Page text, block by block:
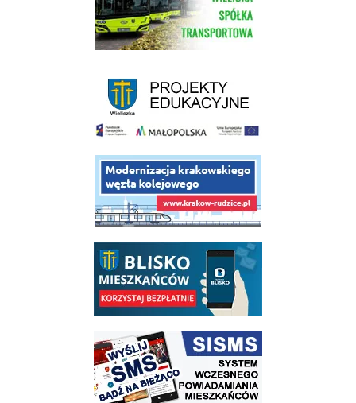
link do opisu projektu budowy linii kolejowej Krakow Rudzice
link do opisu aplikacji - BLISKO, Gmina Wieliczka w aplikacji Blisko
link do strony systemu wczesnego ostrzegania mieszkańców SISMS